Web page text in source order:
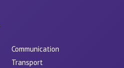
Communication
Transport